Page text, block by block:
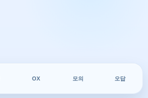
OX 모의 오답